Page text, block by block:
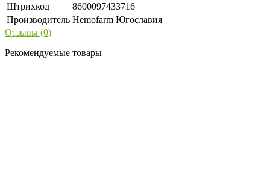
Штрихкод
8600097433716
Производитель Hemofarm Югославия
Отзывы (0)
Рекомендуемые товары